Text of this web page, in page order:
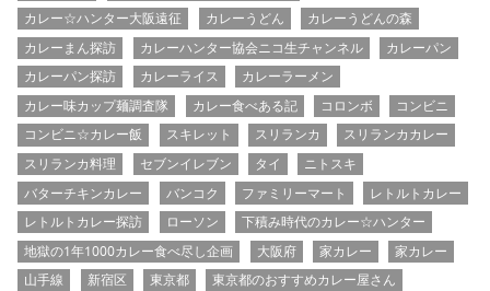
カレー☆ハンター大阪遠征
カレーうどん
カレーうどんの森
カレーまん探訪
カレーハンター協会ニコ生チャンネル
カレーパン
カレーパン探訪
カレーライス
カレーラーメン
カレー味カップ麺調査隊
カレー食べある記 コロンボ
コンビニ
コンビニ☆カレー飯
スキレット スリランカ
スリランカカレー
スリランカ料理
セブンイレブン タイ
ニトスキ
バターチキンカレー
バンコク ファミリーマート
レトルトカレー
レトルトカレー探訪
ローソン
下積み時代のカレー☆ハンター
地獄の1年1000カレー食べ尽し企画
大阪府 家カレー
家カレー
山手線
新宿区 東京都
東京都のおすすめカレー屋さん